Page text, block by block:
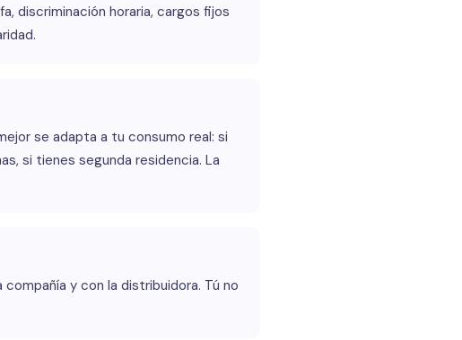
discriminación horaria, cargos fijos
se adapta a tu consumo real: si
si tienes segunda residencia. La
y con la distribuidora. Tú no